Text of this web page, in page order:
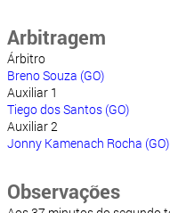
Arbitragem
Árbitro
Breno Souza (GO)
Auxiliar 1
Tiego dos Santos (GO)
Auxiliar 2
Jonny Kamenach Rocha (GO)
Observações